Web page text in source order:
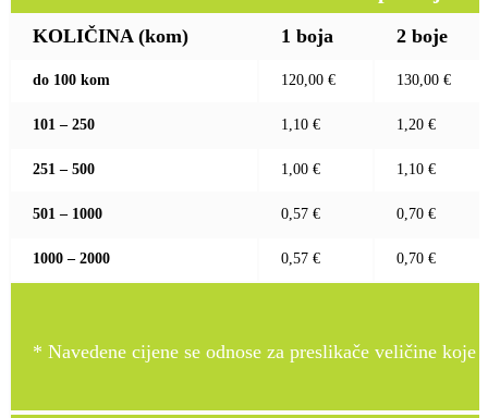
KOLIČINA (kom) 1 boja 2 boje
do 100 kom 120,00 € 130,00 €
101 – 250 1,10 € 1,20 €
251 – 500 1,00 € 1,10 €
501 – 1000 0,57 € 0,70 €
1000 – 2000 0,57 € 0,70 €
* Navedene cijene se odnose za preslikače veličine